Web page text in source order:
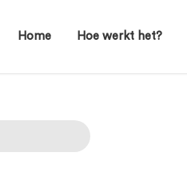
Home Hoe werkt het?